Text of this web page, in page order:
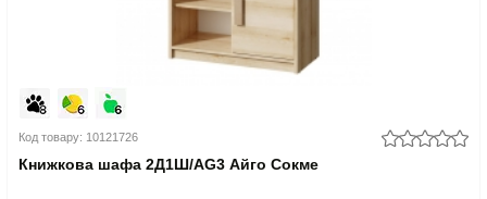
Код товару: 10121726
Книжкова шафа 2Д1Ш/AG3 Айго Сокме